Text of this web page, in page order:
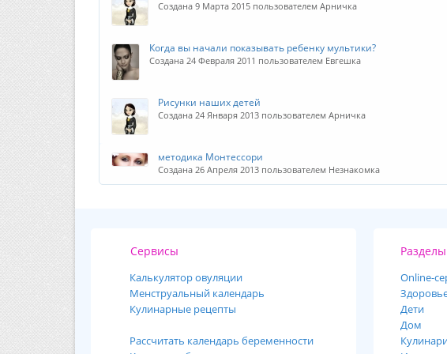
Создана 9 Марта 2015 пользователем Арничка
Когда вы начали показывать ребенку мультики?
Создана 24 Февраля 2011 пользователем Евгешка
Рисунки наших детей
Создана 24 Января 2013 пользователем Арничка
методика Монтессори
Создана 26 Апреля 2013 пользователем Незнакомка
Сервисы
Калькулятор овуляции
Менструальный календарь
Кулинарные рецепты
Рассчитать календарь беременности
Online-
Дети
Дом